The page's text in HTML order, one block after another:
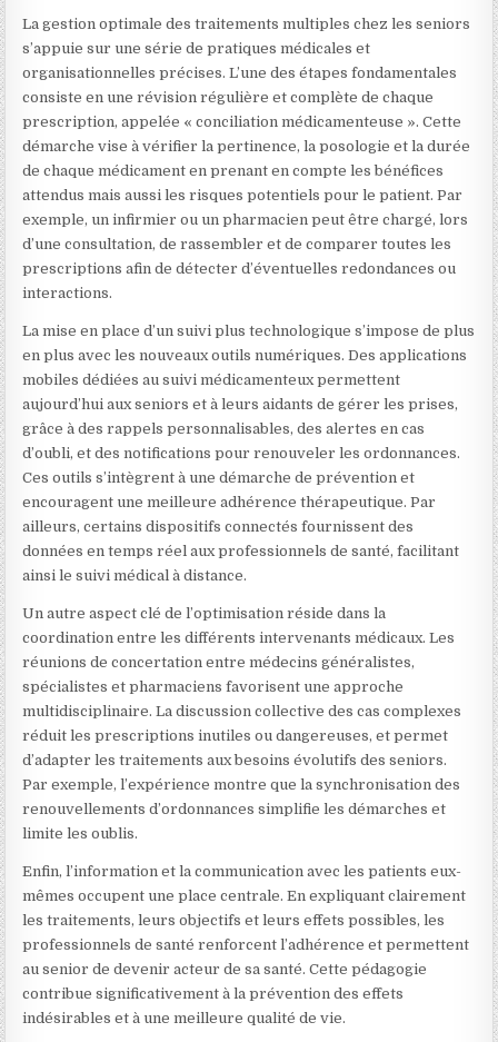
La gestion optimale des traitements multiples chez les seniors
s’appuie sur une série de pratiques médicales et
organisationnelles précises. L’une des étapes fondamentales
consiste en une révision régulière et complète de chaque
prescription, appelée « conciliation médicamenteuse ». Cette
démarche vise à vérifier la pertinence, la posologie et la durée
de chaque médicament en prenant en compte les bénéfices
attendus mais aussi les risques potentiels pour le patient. Par
exemple, un infirmier ou un pharmacien peut être chargé, lors
d’une consultation, de rassembler et de comparer toutes les
prescriptions afin de détecter d’éventuelles redondances ou
interactions.
La mise en place d’un suivi plus technologique s’impose de plus
en plus avec les nouveaux outils numériques. Des applications
mobiles dédiées au suivi médicamenteux permettent
aujourd’hui aux seniors et à leurs aidants de gérer les prises,
grâce à des rappels personnalisables, des alertes en cas
d’oubli, et des notifications pour renouveler les ordonnances.
Ces outils s’intègrent à une démarche de prévention et
encouragent une meilleure adhérence thérapeutique. Par
ailleurs, certains dispositifs connectés fournissent des
données en temps réel aux professionnels de santé, facilitant
ainsi le suivi médical à distance.
Un autre aspect clé de l’optimisation réside dans la
coordination entre les différents intervenants médicaux. Les
réunions de concertation entre médecins généralistes,
spécialistes et pharmaciens favorisent une approche
multidisciplinaire. La discussion collective des cas complexes
réduit les prescriptions inutiles ou dangereuses, et permet
d’adapter les traitements aux besoins évolutifs des seniors.
Par exemple, l’expérience montre que la synchronisation des
renouvellements d’ordonnances simplifie les démarches et
limite les oublis.
Enfin, l’information et la communication avec les patients eux-
mêmes occupent une place centrale. En expliquant clairement
les traitements, leurs objectifs et leurs effets possibles, les
professionnels de santé renforcent l’adhérence et permettent
au senior de devenir acteur de sa santé. Cette pédagogie
contribue significativement à la prévention des effets
indésirables et à une meilleure qualité de vie.